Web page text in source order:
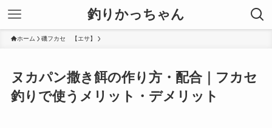
釣りかっちゃん
ホーム 磯フカセ 【エサ】
ヌカパン撒き餌の作り方・配合｜フカセ
釣りで使うメリット・デメリット